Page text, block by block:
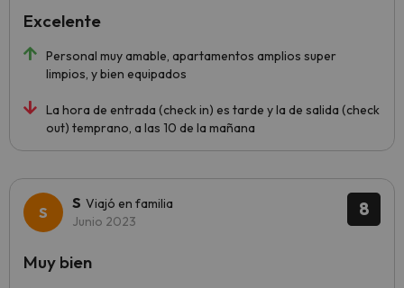
Personal muy amable, apartamentos amplios super
limpios, y bien equipados
La hora de entrada (check in) es tarde y la de salida (check
out) temprano, a las 10 de la mañana
Excelente
8
S Viajó en familia
Junio 2023
Muy bien